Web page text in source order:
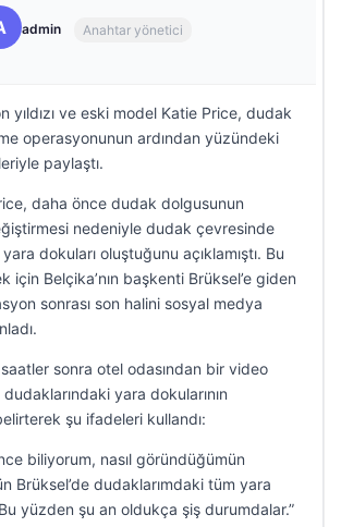
admin Anahtar yönetici
yıldızı ve eski model Katie Price, dudak
operasyonunun ardından yüzündeki
paylaştı.
daha önce dudak dolgusunun
nedeniyle dudak çevresinde
dokuları oluştuğunu açıklamıştı. Bu
için Belçika’nın başkenti Brüksel’e giden
sonrası son halini sosyal medya
sonra otel odasından bir video
yara dokularının
şu ifadeleri kullandı:
biliyorum, nasıl göründüğümün
Brüksel’de dudaklarımdaki tüm yara
Bu yüzden şu an oldukça şiş durumdalar.”